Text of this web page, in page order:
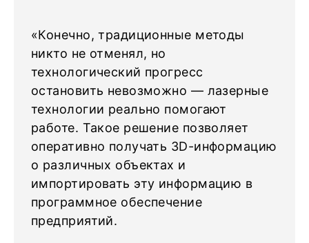
«Конечно, традиционные методы
никто не отменял, но
технологический прогресс
остановить невозможно — лазерные
технологии реально помогают
работе. Такое решение позволяет
оперативно получать 3D-информацию
о различных объектах и
импортировать эту информацию в
программное обеспечение
предприятий.